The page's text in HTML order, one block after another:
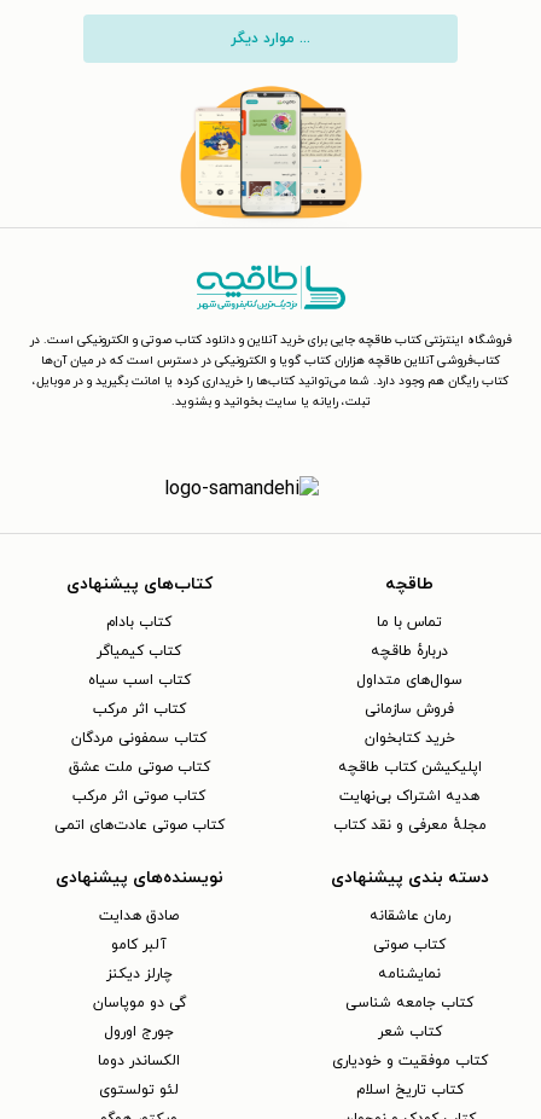
... موارد دیگر
فروشگاه اینترنتی کتاب طاقچه جایی برای خرید آنلاین و دانلود کتاب صوتی و الکترونیکی است. در
کتاب‌فروشی آنلاین طاقچه هزاران کتاب گویا و الکترونیکی در دسترس است که در میان آن‌ها
کتاب رایگان هم وجود دارد. شما می‌توانید کتاب‌ها را خریداری کرده یا امانت بگیرید و در موبایل،
تبلت، رایانه یا سایت بخوانید و بشنوید.
طاقچه
تماس با ما
دربارهٔ طاقچه
سوال‌های متداول
فروش سازمانی
خرید کتابخوان
اپلیکیشن کتاب طاقچه
هدیه اشتراک بی‌نهایت
مجلهٔ معرفی و نقد کتاب
کتاب‌های پیشنهادی
کتاب بادام
کتاب کیمیاگر
کتاب اسب سیاه
کتاب اثر مرکب
کتاب سمفونی مردگان
کتاب صوتی ملت عشق
کتاب صوتی اثر مرکب
کتاب صوتی عادت‌های اتمی
دسته بندی پیشنهادی
رمان عاشقانه
کتاب‌ صوتی
نمایشنامه
کتاب جامعه شناسی
کتاب شعر
کتاب موفقیت و خودیاری
کتاب تاریخ اسلام
نویسنده‌های پیشنهادی
صادق هدایت
آلبر کامو
چارلز دیکنز
گی دو موپاسان
جورج اورول
الکساندر دوما
لئو تولستوی